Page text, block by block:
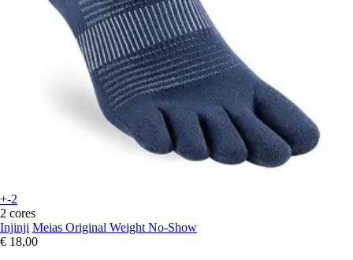
+-2
2 cores
Injinji Meias Original Weight No-Show
€ 18,00